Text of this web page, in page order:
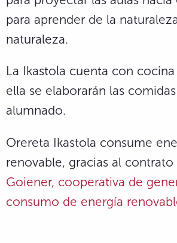
para aprender de la
naturaleza.
La Ikastola cuenta con
ella se elaborarán las
alumnado.
Orereta Ikastola consume
renovable, gracias al
Goiener, cooperativa de
consumo de energía